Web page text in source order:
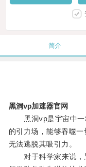
简介
黑洞vp加速器官网
黑洞vp是宇宙中一
的引力场，能够吞噬
无法逃脱其吸引力。
对于科学家来说，